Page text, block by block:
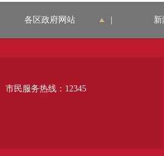
各区政府网站
市民服务热线：12345